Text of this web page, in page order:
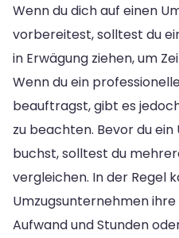
Wenn du dich auf einen
vorbereitest, solltest du
in Erwägung ziehen, um
Wenn du ein
beauftragst, gibt es
zu beachten. Bevor du
buchst, solltest du
vergleichen. In der Regel
Umzugsunternehmen
Aufwand und Stunden